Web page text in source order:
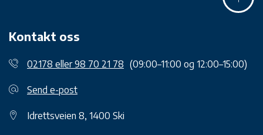
Kontakt oss
02178 eller 98 70 21 78 (09:00–11:00 og 12:00–15:00)
Send e-post
Idrettsveien 8, 1400 Ski